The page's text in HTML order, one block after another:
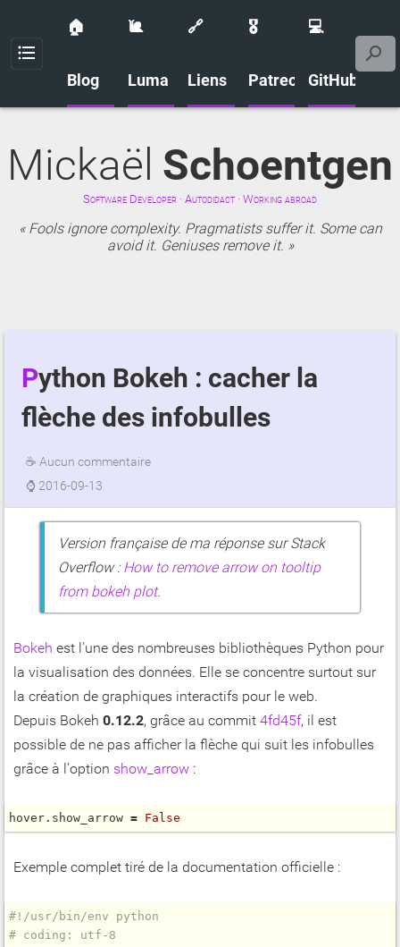
Menu
🏠
Blog
🐌
Luma
🔗
Liens
🎖️
Patreon
💻
GitHub
Mickaël Schoentgen
Software Developer · Autodidact · Working abroad
Fools ignore complexity. Pragmatists suffer it. Some can
avoid it. Geniuses remove it.
Python Bokeh : cacher la
flèche des infobulles
☕ Aucun commentaire
⌚ 2016-09-13
Version française de ma réponse sur Stack
Overflow :How to remove arrow on tooltip
from bokeh plot.
Bokeh est l'une des nombreuses bibliothèques Python pour
la visualisation des données. Elle se concentre surtout sur
la création de graphiques interactifs pour le web.
Depuis Bokeh 0.12.2, grâce au commit 4fd45f, il est
possible de ne pas afficher la flèche qui suit les infobulles
grâce à l'option show_arrow :
hover.show_arrow = False
Exemple complet tiré de la documentation officielle :
#!/usr/bin/env python
# coding: utf-8